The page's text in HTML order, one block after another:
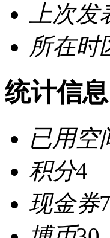
上次
所在时
统计信息
已用空
积分4
现金券7